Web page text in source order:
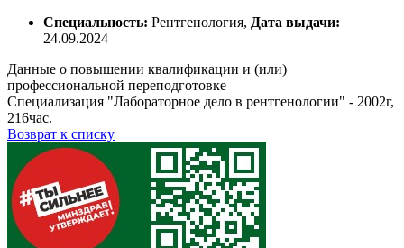
Специальность: Рентгенология, Дата выдачи:
24.09.2024
Данные о повышении квалификации и (или)
профессиональной переподготовке
Специализация "Лабораторное дело в рентгенологии" - 2002г,
216час.
Возврат к списку